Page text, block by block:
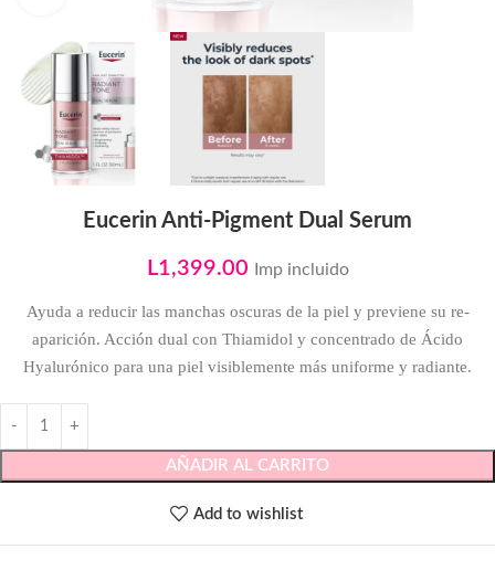
Eucerin Anti-Pigment Dual Serum
L1,399.00 Imp incluido
Ayuda a reducir las manchas oscuras de la piel y previene su re-
aparición. Acción dual con Thiamidol y concentrado de Ácido
Hyalurónico para una piel visiblemente más uniforme y radiante.
AÑADIR AL CARRITO
Add to wishlist